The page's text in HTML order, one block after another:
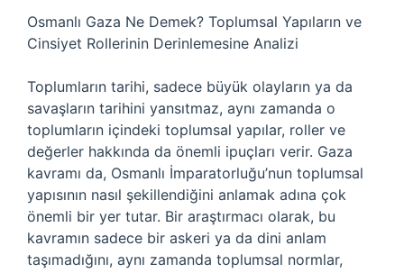
Osmanlı Gaza Ne Demek? Toplumsal Yapıların ve
Cinsiyet Rollerinin Derinlemesine Analizi
Toplumların tarihi, sadece büyük olayların ya da
savaşların tarihini yansıtmaz, aynı zamanda o
toplumların içindeki toplumsal yapılar, roller ve
değerler hakkında da önemli ipuçları verir. Gaza
kavramı da, Osmanlı İmparatorluğu’nun toplumsal
yapısının nasıl şekillendiğini anlamak adına çok
önemli bir yer tutar. Bir araştırmacı olarak, bu
kavramın sadece bir askeri ya da dini anlam
taşımadığını, aynı zamanda toplumsal normlar,